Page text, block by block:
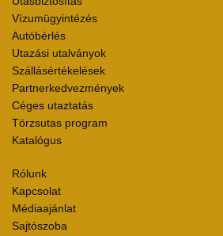
Vízumügyintézés
Autóbérlés
Utazási utalványok
Szállásértékelések
Partnerkedvezmények
Céges utaztatás
Törzsutas program
Katalógus
Rólunk
Kapcsolat
Médiaajánlat
Sajtószoba